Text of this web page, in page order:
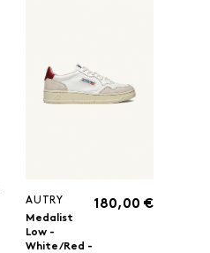
AUTRY
Medalist
Low -
White/Red -
180,00 €